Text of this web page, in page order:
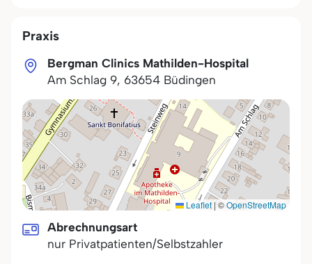
Praxis
Bergman Clinics Mathilden-Hospital
Am Schlag 9, 63654 Büdingen
Leaflet | ©OpenStreetMap
Abrechnungsart
nur Privatpatienten/Selbstzahler